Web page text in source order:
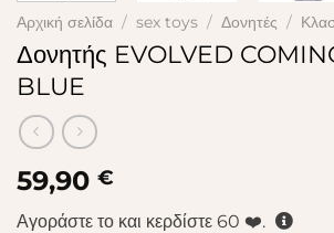
Αρχική σελίδα / sex toys / Δονητές /
Δονητής EVOLVED
BLUE
59,90 €
Αγοράστε το και κερδίστε 60 ❤️.